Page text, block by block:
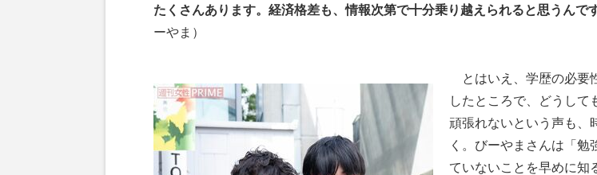
たくさんあります。経済格差も、情報次第で十分乗り越えられると思うんで
ーやま）
とはいえ、学歴の必要
したところで、どうして
頑張れないという声も、
く。びーやまさんは「勉
ていないことを早めに知